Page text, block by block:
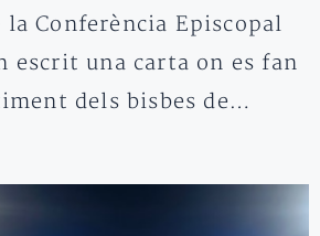
la Conferència Episcopal
escrit una carta on es fan
dels bisbes de…